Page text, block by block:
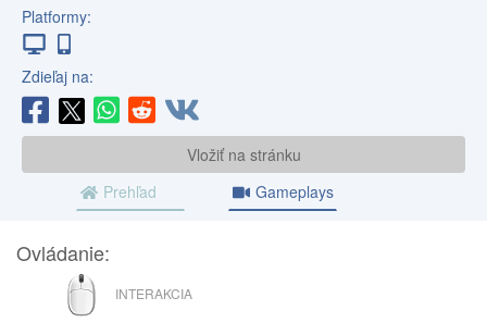
Platformy:
Zdieľaj na:
Vložiť na stránku
Prehľad
Gameplays
Ovládanie:
MYŠ
INTERAKCIA